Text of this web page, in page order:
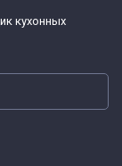
кухонных